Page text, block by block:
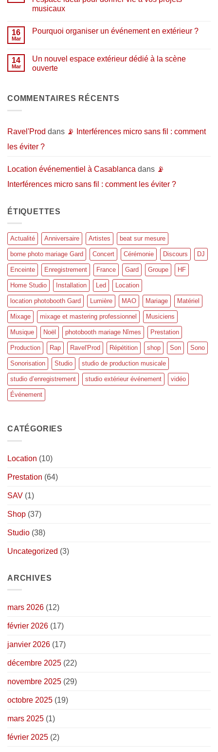
pourquoi
nous
en
Ouverture
Horizon
nouveau
lieu
et
au
public
musicaux
sur
répétition
et
d’enregistrement
pour
donner
musicaux
16
Mar
Pourquoi organiser un événement en extérieur ?
Pourquoi
organiser
un
?
14
Mar
Un nouvel espace extérieur dédié à la scène
ouverte
Un
nouvel
à
ouverte
COMMENTAIRES RÉCENTS
Ravel'Prod dans 📡 Interférences micro sans fil : comment
les éviter ?
Location événementiel à Casablanca dans 📡
Interférences micro sans fil : comment les éviter ?
ÉTIQUETTES
Actualité Anniversaire Artistes beat sur mesure
borne photo mariage Gard Concert Cérémonie Discours DJ
Enceinte Enregistrement France Gard Groupe HF
Home Studio Installation Led Location
location photobooth Gard Lumière MAO Mariage Matériel
Mixage mixage et mastering professionnel Musiciens
Musique Noël photobooth mariage Nîmes Prestation
Production Rap Ravel'Prod Répétition shop Son Sono
Sonorisation Studio studio de production musicale
studio d’enregistrement studio extérieur événement vidéo
Événement
CATÉGORIES
Location (10)
Prestation (64)
SAV (1)
Shop (37)
Studio (38)
Uncategorized (3)
ARCHIVES
mars 2026 (12)
février 2026 (17)
janvier 2026 (17)
décembre 2025 (22)
novembre 2025 (29)
octobre 2025 (19)
mars 2025 (1)
février 2025 (2)